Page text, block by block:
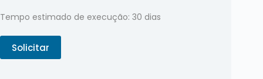
Tempo estimado de execução: 30 dias
Solicitar